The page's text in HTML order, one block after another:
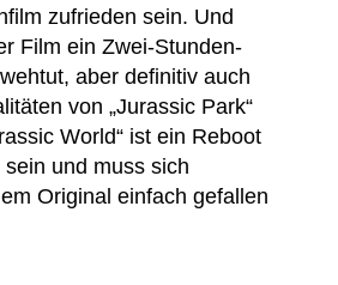
zufrieden sein. Und
Film ein Zwei-Stunden-
aber definitiv auch
von „Jurassic Park“
World“ ist ein Reboot
und muss sich
Original einfach gefallen